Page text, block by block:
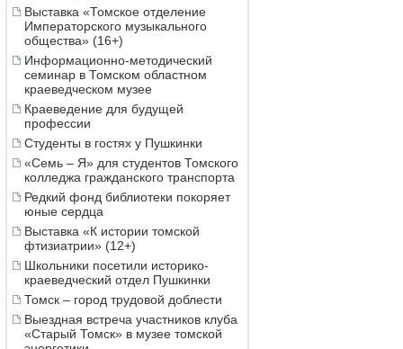
Выставка «Томское отделение
Императорского музыкального
общества» (16+)
Информационно-методический
семинар в Томском областном
краеведческом музее
Краеведение для будущей
профессии
Студенты в гостях у Пушкинки
«Семь – Я» для студентов Томского
колледжа гражданского транспорта
Редкий фонд библиотеки покоряет
юные сердца
Выставка «К истории томской
фтизиатрии» (12+)
Школьники посетили историко-
краеведческий отдел Пушкинки
Томск – город трудовой доблести
Выездная встреча участников клуба
«Старый Томск» в музее томской